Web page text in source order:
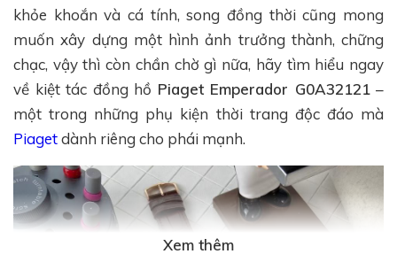
khỏe khoắn và cá tính, song đồng thời cũng mong
muốn xây dựng một hình ảnh trưởng thành, chững
chạc, vậy thì còn chần chờ gì nữa, hãy tìm hiểu ngay
về kiệt tác đồng hồ Piaget Emperador G0A32121–
một trong những phụ kiện thời trang độc đáo mà
Piagetdành riêng cho phái mạnh.
Xem thêm